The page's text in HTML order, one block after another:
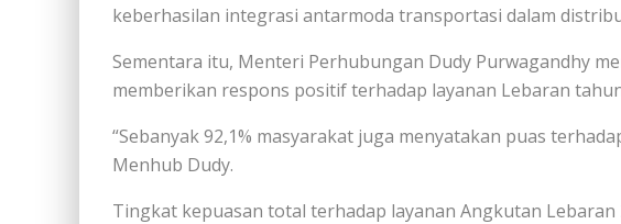
keberhasilan integrasi antarmoda transportasi dalam
Sementara itu, Menteri Perhubungan Dudy Purwagandhy
memberikan respons positif terhadap layanan Lebaran
“Sebanyak 92,1% masyarakat juga menyatakan puas
Menhub Dudy.
Tingkat kepuasan total terhadap layanan Angkutan Lebaran